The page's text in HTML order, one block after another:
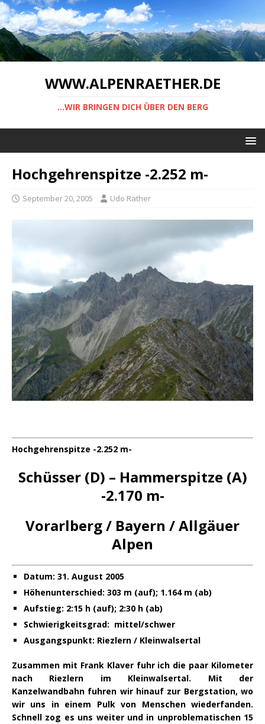
WWW.ALPENRAETHER.DE
...WIR BRINGEN DICH ÜBER DEN BERG
Hochgehrenspitze -2.252 m-
September 20, 2005 Udo Räther
Hochgehrenspitze -2.252 m-
Schüsser (D) – Hammerspitze (A)
-2.170 m-
Vorarlberg / Bayern / Allgäuer
Alpen
Datum: 31. August 2005
Höhenunterschied: 303 m (auf); 1.164 m (ab)
Aufstieg: 2:15 h (auf); 2:30 h (ab)
Schwierigkeitsgrad: mittel/schwer
Ausgangspunkt: Riezlern / Kleinwalsertal
Zusammen mit Frank Klaver fuhr ich die paar Kilometer
nach Riezlern im Kleinwalsertal. Mit der
Kanzelwandbahn fuhren wir hinauf zur Bergstation, wo
wir uns in einem Pulk von Menschen wiederfanden.
Schnell zog es uns weiter und in unproblematischen 15